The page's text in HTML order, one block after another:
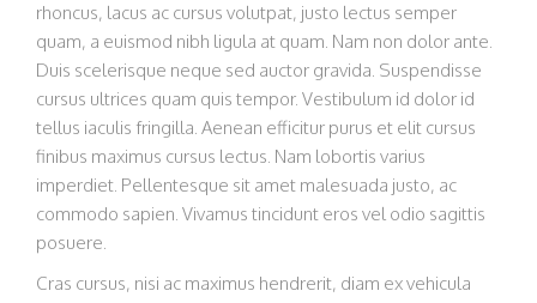
rhoncus, lacus ac cursus volutpat, justo lectus semper
quam, a euismod nibh ligula at quam. Nam non dolor ante.
Duis scelerisque neque sed auctor gravida. Suspendisse
cursus ultrices quam quis tempor. Vestibulum id dolor id
tellus iaculis fringilla. Aenean efficitur purus et elit cursus
finibus maximus cursus lectus. Nam lobortis varius
imperdiet. Pellentesque sit amet malesuada justo, ac
commodo sapien. Vivamus tincidunt eros vel odio sagittis
posuere.
Cras cursus, nisi ac maximus hendrerit, diam ex vehicula